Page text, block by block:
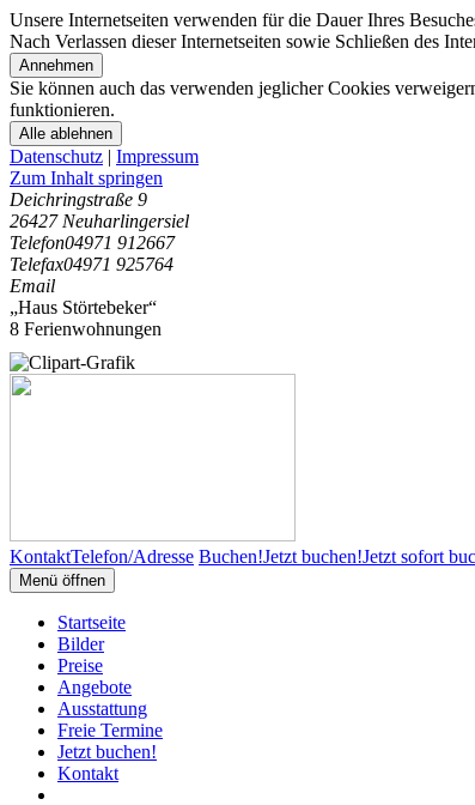
Unsere Internetseiten verwenden für die Dauer Ihres
Nach Verlassen dieser Internetseiten sowie Schließen des
Annehmen
Sie können auch das verwenden jeglicher Cookies
funktionieren.
Alle ablehnen
Datenschutz | Impressum
Zum Inhalt springen
Deichringstraße 9
26427 Neuharlingersiel
Telefon04971 912667
Telefax04971 925764
Email
„Haus Störtebeker“
8 Ferienwohnungen
KontaktTelefon/Adresse Buchen!Jetzt buchen!Jetzt sofort
Menü öffnen
Startseite
Bilder
Preise
Angebote
Ausstattung
Freie Termine
Jetzt buchen!
Kontakt